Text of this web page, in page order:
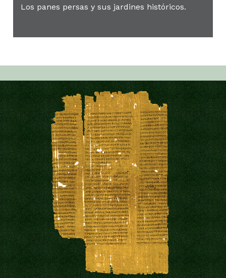
Los panes persas y sus jardines históricos.